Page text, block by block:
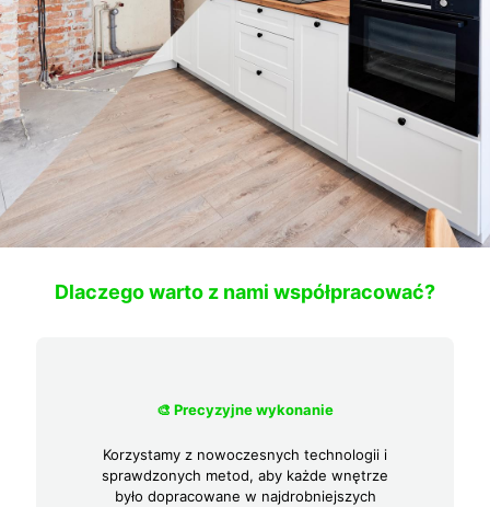
Dlaczego warto z nami współpracować?
🎨 Precyzyjne wykonanie
Korzystamy z nowoczesnych technologii i
sprawdzonych metod, aby każde wnętrze
było dopracowane w najdrobniejszych